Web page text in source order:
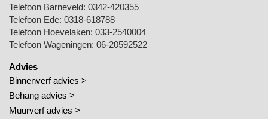
Telefoon Barneveld: 0342-420355
Telefoon Ede: 0318-618788
Telefoon Hoevelaken: 033-2540004
Telefoon Wageningen: 06-20592522
Advies
Binnenverf advies >
Behang advies >
Muurverf advies >